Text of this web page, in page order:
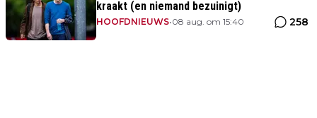
kraakt (en niemand bezuinigt)
HOOFDNIEUWS•08 aug. om 15:40 258